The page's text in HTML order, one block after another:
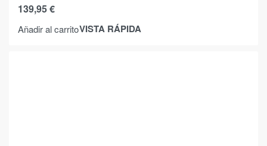
139,95€
Añadir al carritoVISTA RÁPIDA